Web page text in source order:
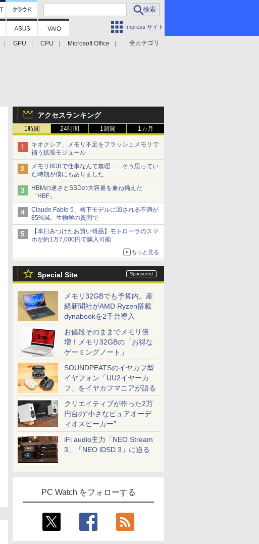
Impress サイト
全カテゴリ
GPU CPU
Microsoft Office
アクセスランキング
1時間 24時間 1週間 1カ月
キオクシア、メモリ不足をフラッシュメモリで
補う拡張モジュール
メモリ8GBで仕事なんて無理……そう思ってい
た時期が僕にもありました
HBMの速さとSSDの大容量を兼ね備えた
「HBF」
Claude Fable 5、格下モデルに回される不満が
85%減。生物学の質問で
【本日みつけたお買い得品】モトローラのスマ
ホが約1万7,000円で購入可能
もっと見る
Special Site
メモリ32GBでも予算内。産
経新聞社がAMD Ryzen搭載
dynabookを2千台導入
お値段そのままでメモリ倍
増！メモリ32GBの「お得な
ゲーミングノート」
SOUNDPEATSのイヤカフ型
イヤフォン「UU2イヤーカ
フ」をイヤカフマニアが語る
クリエイティブが作った2万
円台の“小さなピュアオーデ
ィオスピーカー”
iFi audio主力「NEO Stream
3」「NEO iDSD 3」に迫る
PC Watch をフォローする